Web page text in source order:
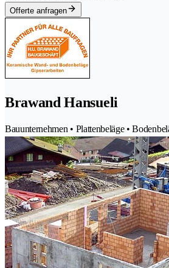
Offerte anfragen
Brawand Hansueli
Bauunternehmen • Plattenbeläge •